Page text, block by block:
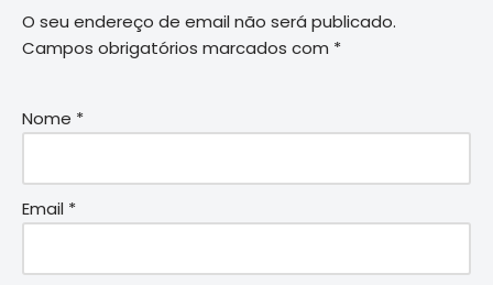
O seu endereço de email não será publicado.
Campos obrigatórios marcados com *
Nome *
Email *